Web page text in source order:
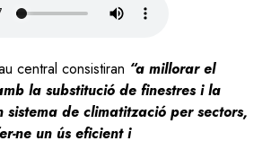
central consistiran “a millorar el
la substitució de finestres i la
sistema de climatització per sectors,
ne un ús eficient i